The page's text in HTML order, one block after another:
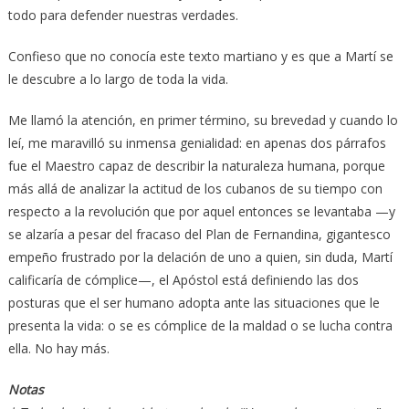
todo para defender nuestras verdades.
Confieso que no conocía este texto martiano y es que a Martí se
le descubre a lo largo de toda la vida.
Me llamó la atención, en primer término, su brevedad y cuando lo
leí, me maravilló su inmensa genialidad: en apenas dos párrafos
fue el Maestro capaz de describir la naturaleza humana, porque
más allá de analizar la actitud de los cubanos de su tiempo con
respecto a la revolución que por aquel entonces se levantaba —y
se alzaría a pesar del fracaso del Plan de Fernandina, gigantesco
empeño frustrado por la delación de uno a quien, sin duda, Martí
calificaría de cómplice—, el Apóstol está definiendo las dos
posturas que el ser humano adopta ante las situaciones que le
presenta la vida: o se es cómplice de la maldad o se lucha contra
ella. No hay más.
Notas